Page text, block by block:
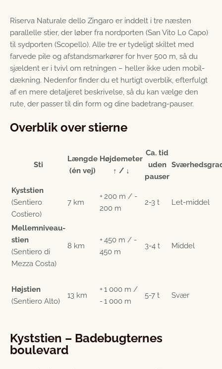
Riserva Naturale dello Zingaro er inddelt i tre næsten
parallelle stier, der løber fra nordporten (San Vito Lo Capo)
til sydporten (Scopello). Alle tre er tydeligt skiltet med
farvede pile og afstandsmarkører for hver 500 m, så du
sjældent er i tvivl om retningen – heller ikke uden mobil-
dækning. Nedenfor finder du et hurtigt overblik, efterfulgt
af en mere detaljeret beskrivelse, så du kan vælge den
rute, der passer til din form og dine badetrang-pauser.
Overblik over stierne
Sti
Længde
(én vej)
Højdemeter
↑ / ↓
Ca. tid
uden
pauser
Kyststien
(Sentiero
Costiero)
7 km
+ 200 m / -
200 m
2-3 t Let-middel
Mellemniveau-
stien
(Sentiero di
Mezza Costa)
8 km
+ 450 m / -
450 m
3-4 t Middel
Højstien
(Sentiero Alto)
13 km
+ 1 000 m /
- 1 000 m
5-7 t Svær
Kyststien – Badebugternes
boulevard